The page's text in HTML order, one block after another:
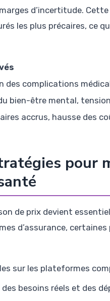
d’incertitude.
les plus précaires, ce
des complications
bien-être mental,
accrus, hausse des
pour
de prix devient
d’assurance,
sur les plateformes
besoins réels et des